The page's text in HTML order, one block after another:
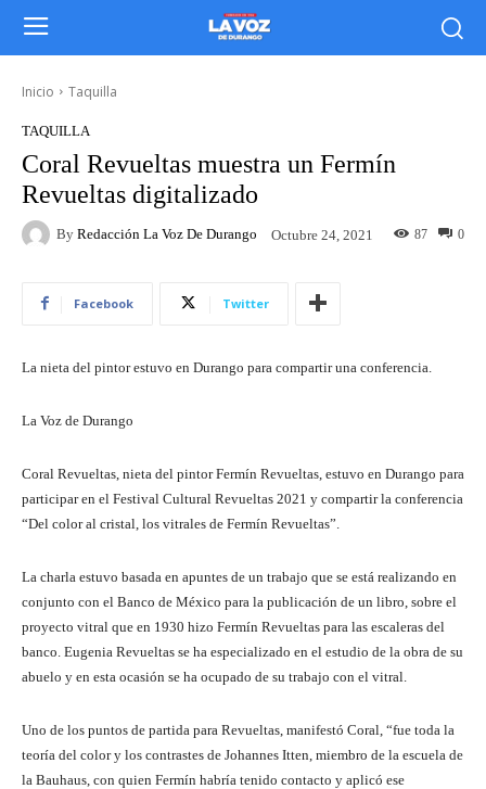
Inicio Taquilla
TAQUILLA
Coral Revueltas muestra un Fermín
Revueltas digitalizado
By Redacción La Voz De Durango Octubre 24, 2021 0
87
Facebook Twitter
La nieta del pintor estuvo en Durango para compartir una conferencia.
La Voz de Durango
Coral Revueltas, nieta del pintor Fermín Revueltas, estuvo en Durango para
participar en el Festival Cultural Revueltas 2021 y compartir la conferencia
“Del color al cristal, los vitrales de Fermín Revueltas”.
La charla estuvo basada en apuntes de un trabajo que se está realizando en
conjunto con el Banco de México para la publicación de un libro, sobre el
proyecto vitral que en 1930 hizo Fermín Revueltas para las escaleras del
banco. Eugenia Revueltas se ha especializado en el estudio de la obra de su
abuelo y en esta ocasión se ha ocupado de su trabajo con el vitral.
Uno de los puntos de partida para Revueltas, manifestó Coral, “fue toda la
teoría del color y los contrastes de Johannes Itten, miembro de la escuela de
la Bauhaus, con quien Fermín habría tenido contacto y aplicó ese